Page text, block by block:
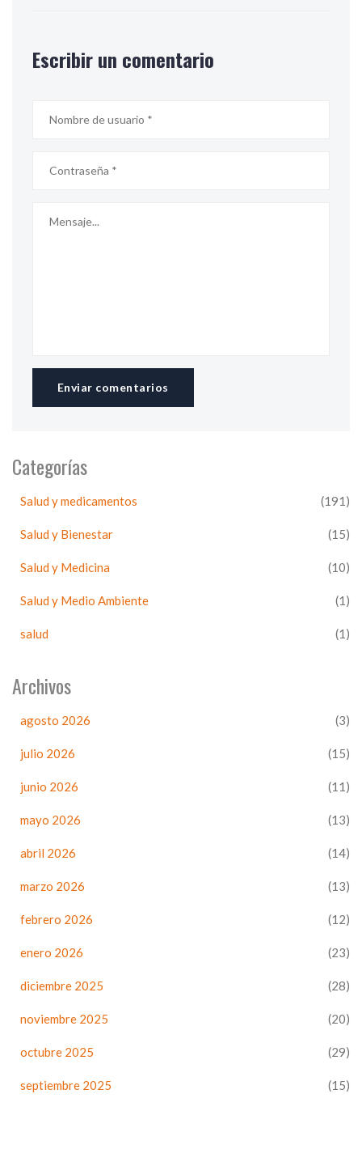
Escribir un comentario
Enviar comentarios
Categorías
Salud y medicamentos (191)
Salud y Bienestar (15)
Salud y Medicina (10)
Salud y Medio Ambiente (1)
salud (1)
Archivos
agosto 2026 (3)
julio 2026 (15)
junio 2026 (11)
mayo 2026 (13)
abril 2026 (14)
marzo 2026 (13)
febrero 2026 (12)
enero 2026 (23)
diciembre 2025 (28)
noviembre 2025 (20)
octubre 2025 (29)
septiembre 2025 (15)